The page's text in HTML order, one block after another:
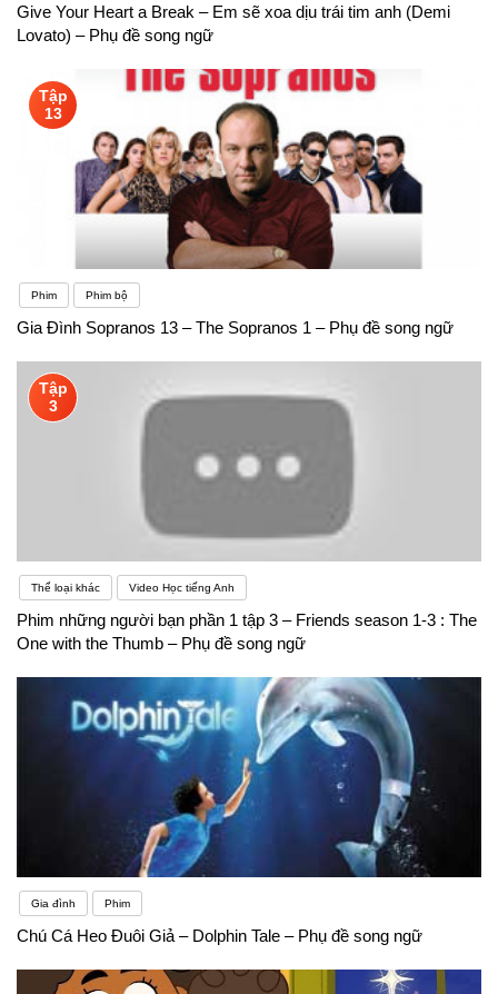
Give Your Heart a Break – Em sẽ xoa dịu trái tim anh (Demi
Lovato) – Phụ đề song ngữ
Tập
13
Phim Phim bộ
Gia Đình Sopranos 13 – The Sopranos 1 – Phụ đề song ngữ
Tập
3
Thể loại khác Video Học tiếng Anh
Phim những người bạn phần 1 tập 3 – Friends season 1-3 : The
One with the Thumb – Phụ đề song ngữ
Gia đình Phim
Chú Cá Heo Đuôi Giả – Dolphin Tale – Phụ đề song ngữ